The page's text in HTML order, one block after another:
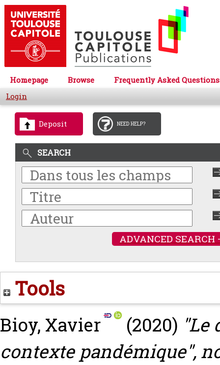
Homepage Browse
Frequently Asked Questions
Login
Deposit NEED HELP?
SEARCH
ADVANCED SEARCH
Tools
Bioy, Xavier (2020) "Le
contexte pandémique",